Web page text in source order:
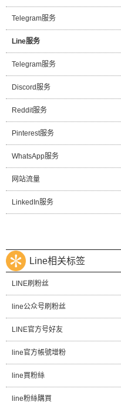
Telegram服务
Line服务
Telegram服务
Discord服务
Reddit服务
Pinterest服务
WhatsApp服务
网站流量
LinkedIn服务
Line相关标签
LINE刷粉丝
line公众号刷粉丝
LINE官方号好友
line官方帳號增粉
line買粉絲
line粉絲購買